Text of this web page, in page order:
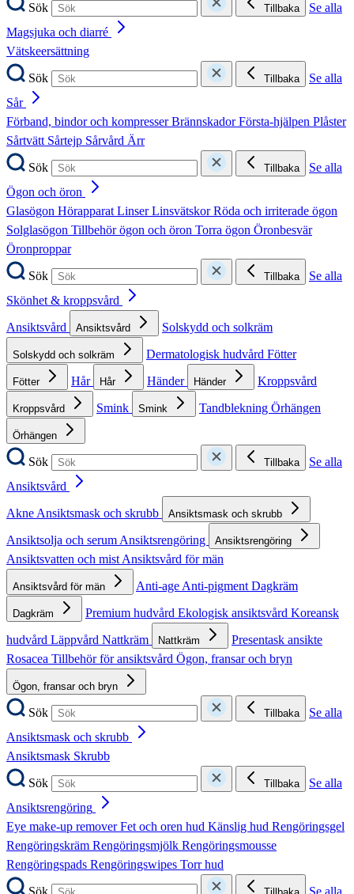
Sök
Tillbaka
Se alla
Magsjuka och diarré
Vätskeersättning
Sök
Tillbaka
Se alla
Sår
Förband, bindor och kompresserBrännskadorFörsta-hjälpen Plåster
Sårtvätt Sårtejp Sårvård Ärr
Sök
Tillbaka
Se alla
Ögon och öron
Glasögon HörapparatLinserLinsvätskorRöda och irriterade ögon
Solglasögon Tillbehör ögon och öron Torra ögon Öronbesvär
Öronproppar
Sök
Tillbaka
Se alla
Skönhet & kroppsvård
Ansiktsvård
Ansiktsvård Solskydd och solkräm
Solskydd och solkräm Dermatologisk hudvård Fötter
Fötter Hår Hår Händer Händer Kroppsvård
Kroppsvård Smink Smink Tandblekning Örhängen
Örhängen
Sök Tillbaka
Se alla
Ansiktsvård
AkneAnsiktsmask och skrubb Ansiktsmask och skrubb
Ansiktsolja och serumAnsiktsrengöring Ansiktsrengöring
Ansiktsvatten och mistAnsiktsvård för män
Ansiktsvård för män Anti-ageAnti-pigmentDagkräm
Dagkräm Premium hudvård Ekologisk ansiktsvård Koreansk
hudvård Läppvård Nattkräm Nattkräm
Presentask ansikte
Rosacea Tillbehör för ansiktsvård Ögon, fransar och bryn
Ögon, fransar och bryn
Sök Tillbaka
Se alla
Ansiktsmask och skrubb
Ansiktsmask Skrubb
Sök
Tillbaka
Se alla
Ansiktsrengöring
Eye make-up removerFet och oren hud Känslig hud Rengöringsgel
Rengöringskräm Rengöringsmjölk Rengöringsmousse
Rengöringspads Rengöringswipes Torr hud